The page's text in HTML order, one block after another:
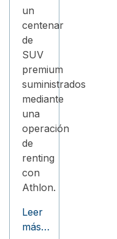
un
centenar
de
SUV
premium
suministrados
mediante
una
operación
de
renting
con
Athlon.
Leer
más…